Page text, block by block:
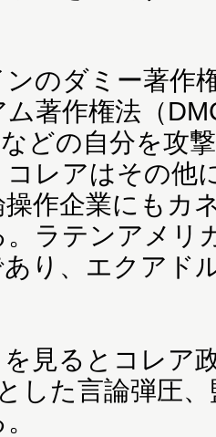
のダミー著作
著作権法（
どの自分を攻
コレアはその他
作企業にもカ
ラテンアメリ
り、エクアド
見るとコレア
した言論弾圧